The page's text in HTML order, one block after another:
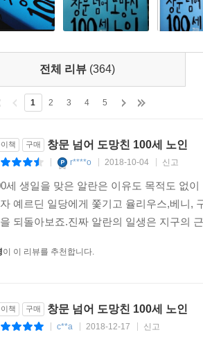
로기의 함정을 비웃는 정치적 중립성
알란의 철학은 간단명료하다. 그는 푸
는 백지 상태의 정신은 로버트 저메키스
트 검프나, 멍청하지는 않되 정치적 판단
정자들을 비판하기 위한 가장 효과적인 장
이 별 생각 없이 백 년을 산 것처럼 보이는
복이며, 그 무엇의 이름으로도 이 삶과 행
의 주요 장면과 맞닥뜨리는 재미
의 가장 큰 미덕은 뭐니 뭐니 해도 세계
핵폭탄을 개발한 미국은 사실 알란의 도
자들이 가장 관심을 가질 부분은 역시
전체 리뷰 (364)
1 2 3 4 5
책 구매 창문 넘어 도망친 100세 노인
r****o 2018-10-04 신고
세 생일을 맞은 알란은 이유도 목적도 없
예르딘 일당에게 쫓기고 율리우스,베니,
되돌아보죠.진짜 알란의 일생은 지구의
이 이 리뷰를 추천합니다.
책 구매 창문 넘어 도망친 100세 노인
c**a 2018-12-17 신고